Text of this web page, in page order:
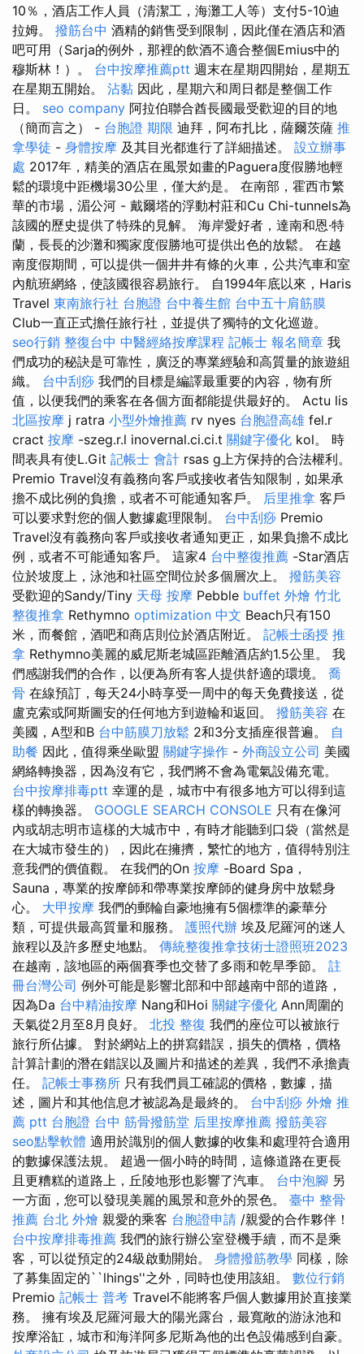
10％，酒店工作人員（清潔工，海灘工人等）支付5-10迪
拉姆。 撥筋台中 酒精的銷售受到限制，因此僅在酒店和酒
吧可用（Sarja的例外，那裡的飲酒不適合整個Emius中的
穆斯林！）。 台中按摩推薦ptt 週末在星期四開始，星期五
在星期五開始。 沾黏 因此，星期六和周日都是整個工作
日。 seo company 阿拉伯聯合酋長國最受歡迎的目的地
（簡而言之） - 台胞證 期限 迪拜，阿布扎比，薩爾茨薩 推
拿學徒 - 身體按摩 及其目光都進行了詳細描述。 設立辦事
處 2017年，精美的酒店在風景如畫的Paguera度假勝地輕
鬆的環境中距機場30公里，僅大約是。 在南部，霍西市繁
華的市場，湄公河 - 戴爾塔的浮動村莊和Cu Chi-tunnels為
該國的歷史提供了特殊的見解。 海岸愛好者，達南和恩·特
蘭，長長的沙灘和獨家度假勝地可提供出色的放鬆。 在越
南度假期間，可以提供一個井井有條的火車，公共汽車和室
內航班網絡，使該國很容易旅行。 自1994年底以來，Haris
Travel 東南旅行社 台胞證 台中養生館 台中五十肩筋膜
Club一直正式擔任旅行社，並提供了獨特的文化巡遊。
seo行銷 整復台中 中醫經絡按摩課程 記帳士 報名簡章 我
們成功的秘訣是可靠性，廣泛的專業經驗和高質量的旅遊組
織。 台中刮痧 我們的目標是編譯最重要的內容，物有所
值，以便我們的乘客在各個方面都能提供最好的。 Actu lis
北區按摩 j ratra 小型外燴推薦 rv nyes 台胞證高雄 fel.r
cract 按摩 -szeg.r.l inovernal.ci.ci.t 關鍵字優化 kol。 時
間表具有使L.Git 記帳士 會計 rsas g上方保持的合法權利。
Premio Travel沒有義務向客戶或接收者告知限制，如果承
擔不成比例的負擔，或者不可能通知客戶。 后里推拿 客戶
可以要求對您的個人數據處理限制。 台中刮痧 Premio
Travel沒有義務向客戶或接收者通知更正，如果負擔不成比
例，或者不可能通知客戶。 這家4 台中整復推薦 -Star酒店
位於坡度上，泳池和社區空間位於多個層次上。 撥筋美容
受歡迎的Sandy/Tiny 天母 按摩 Pebble buffet 外燴 竹北
整復推拿 Rethymno optimization 中文 Beach只有150
米，而餐館，酒吧和商店則位於酒店附近。 記帳士函授 推
拿 Rethymno美麗的威尼斯老城區距離酒店約1.5公里。 我
們感謝我們的合作，以便為所有客人提供舒適的環境。 喬
骨 在線預訂，每天24小時享受一周中的每天免費接送，從
盧克索或阿斯圖安的任何地方到遊輪和返回。 撥筋美容 在
美國，A型和B 台中筋膜刀放鬆 2和3分支插座很普遍。 自
助餐 因此，值得乘坐歐盟 關鍵字操作 - 外商設立公司 美國
網絡轉換器，因為沒有它，我們將不會為電氣設備充電。
台中按摩排毒ptt 幸運的是，城市中有很多地方可以得到這
樣的轉換器。 GOOGLE SEARCH CONSOLE 只有在像河
內或胡志明市這樣的大城市中，有時才能聽到口袋（當然是
在大城市發生的），因此在擁擠，繁忙的地方，值得特別注
意我們的價值觀。 在我們的On 按摩 -Board Spa，
Sauna，專業的按摩師和帶專業按摩師的健身房中放鬆身
心。 大甲按摩 我們的郵輪自豪地擁有5個標準的豪華分
類，可提供最高質量和服務。 護照代辦 埃及尼羅河的迷人
旅程以及許多歷史地點。 傳統整復推拿技術士證照班2023
在越南，該地區的兩個賽季也交替了多雨和乾旱季節。 註
冊台灣公司 例外可能是影響北部和中部越南中部的道路，
因為Da 台中精油按摩 Nang和Hoi 關鍵字優化 Ann周圍的
天氣從2月至8月良好。 北投 整復 我們的座位可以被旅行
旅行所佔據。 對於網站上的拼寫錯誤，損失的價格，價格
計算計劃的潛在錯誤以及圖片和描述的差異，我們不承擔責
任。 記帳士事務所 只有我們員工確認的價格，數據，描
述，圖片和其他信息才被認為是最終的。 台中刮痧 外燴 推
薦 ptt 台胞證 台中 筋骨撥筋堂 后里按摩推薦 撥筋美容
seo點擊軟體 適用於識別的個人數據的收集和處理符合適用
的數據保護法規。 超過一個小時的時間，這條道路在更長
且更糟糕的道路上，丘陵地形也影響了汽車。 台中泡腳 另
一方面，您可以發現美麗的風景和意外的景色。 臺中 整骨
推薦 台北 外燴 親愛的乘客 台胞證申請 /親愛的合作夥伴！
台中按摩排毒推薦 我們的旅行辦公室登機手續，而不是乘
客，可以從預定的24級啟動開始。 身體撥筋教學 同樣，除
了募集固定的``lhings''之外，同時也使用該組。 數位行銷
Premio 記帳士 普考 Travel不能將客戶個人數據用於直接業
務。 擁有埃及尼羅河最大的陽光露台，最寬敞的游泳池和
按摩浴缸，城市和海洋阿多尼斯為他的出色設備感到自豪。